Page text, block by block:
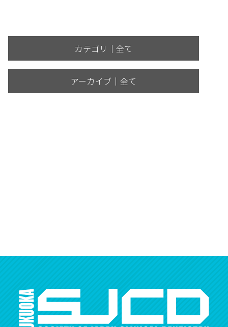
カテゴリ｜全て
アーカイブ｜全て